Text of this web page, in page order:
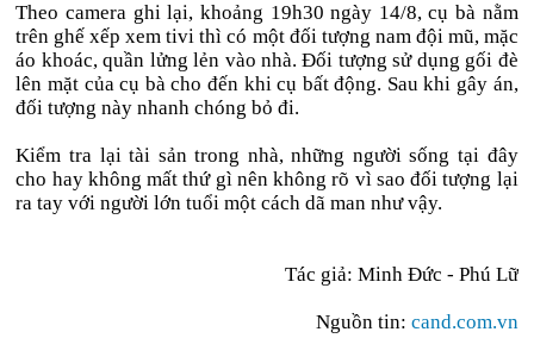
Theo camera ghi lại, khoảng 19h30 ngày 14/8, cụ bà nằm
trên ghế xếp xem tivi thì có một đối tượng nam đội mũ, mặc
áo khoác, quần lửng lẻn vào nhà. Đối tượng sử dụng gối đè
lên mặt của cụ bà cho đến khi cụ bất động. Sau khi gây án,
đối tượng này nhanh chóng bỏ đi.
Kiểm tra lại tài sản trong nhà, những người sống tại đây
cho hay không mất thứ gì nên không rõ vì sao đối tượng lại
ra tay với người lớn tuổi một cách dã man như vậy.
Tác giả: Minh Đức - Phú Lữ
Nguồn tin: cand.com.vn